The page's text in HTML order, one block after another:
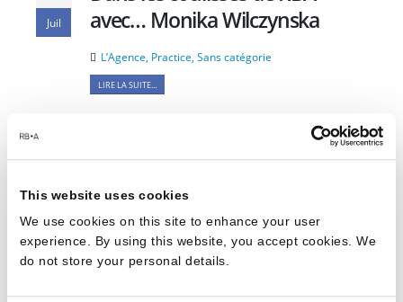
This website uses cookies
We use cookies on this site to enhance your user
experience. By using this website, you accept cookies. We
do not store your personal details.
Juil
avec… Monika Wilczynska
L’Agence Practice Sans catégorie
LIRE LA SUITE...
2